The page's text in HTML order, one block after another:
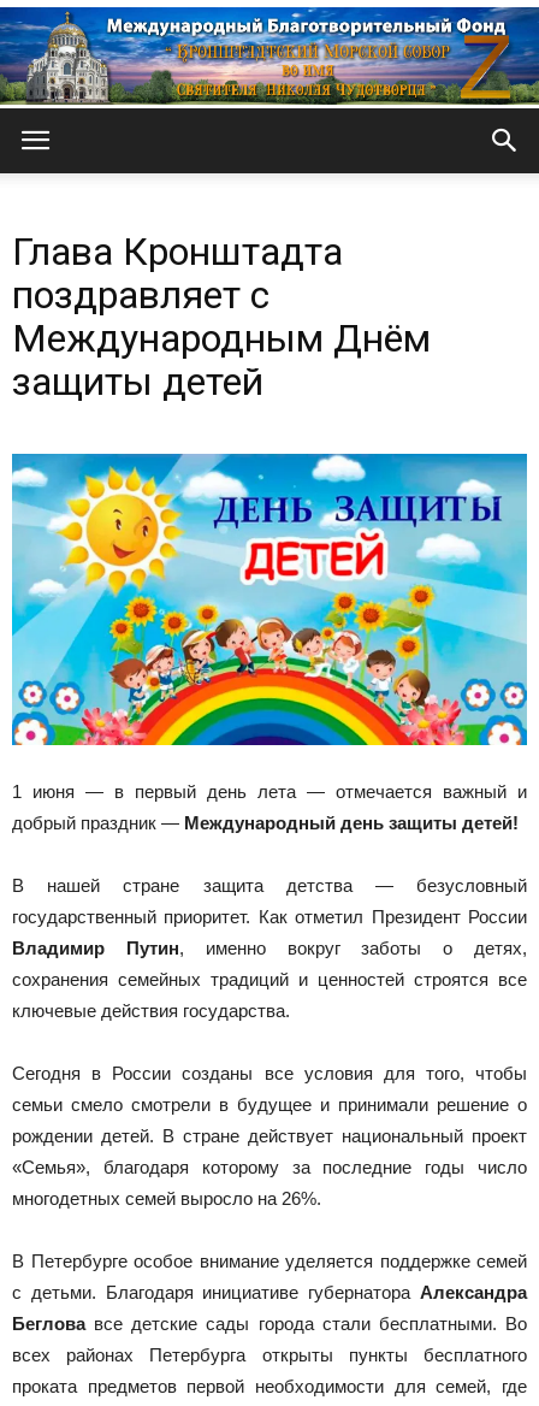
Морской
Глава Кронштадта
поздравляет с
Международным Днём
защиты детей
1 июня — в первый день лета — отмечается важный и
добрый праздник — Международный день защиты детей!
В нашей стране защита детства — безусловный
государственный приоритет. Как отметил Президент России
Владимир Путин, именно вокруг заботы о детях,
сохранения семейных традиций и ценностей строятся все
ключевые действия государства.
Сегодня в России созданы все условия для того, чтобы
семьи смело смотрели в будущее и принимали решение о
рождении детей. В стране действует национальный проект
«Семья», благодаря которому за последние годы число
многодетных семей выросло на 26%.
В Петербурге особое внимание уделяется поддержке семей
с детьми. Благодаря инициативе губернатора Александра
Бегловавсе детские сады города стали бесплатными. Во
всех районах Петербурга открыты пункты бесплатного
проката предметов первой необходимости для семей, где